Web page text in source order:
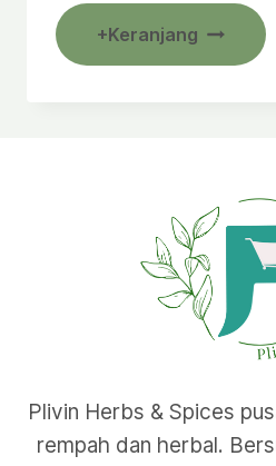
+Keranjang
ini
Plivin Herbs & Spices
rempah dan herbal.